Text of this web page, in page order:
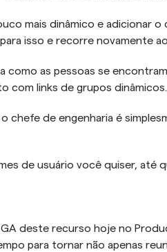
mais dinâmico e adicionar o
isso e recorre novamente
com links de grupos dinâmicos.
chefe de engenharia é
de usuário você quiser, até
GA deste recurso hoje no
para tornar não apenas